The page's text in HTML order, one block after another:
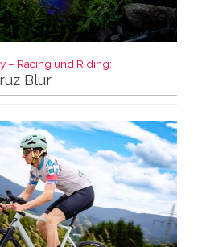
– Racing und Riding:
Blur